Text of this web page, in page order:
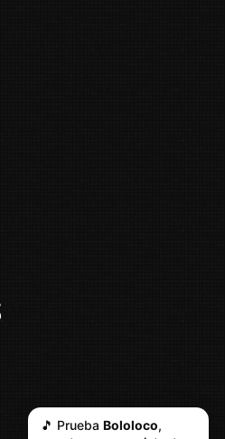
🎵 Prueba Bololoco,